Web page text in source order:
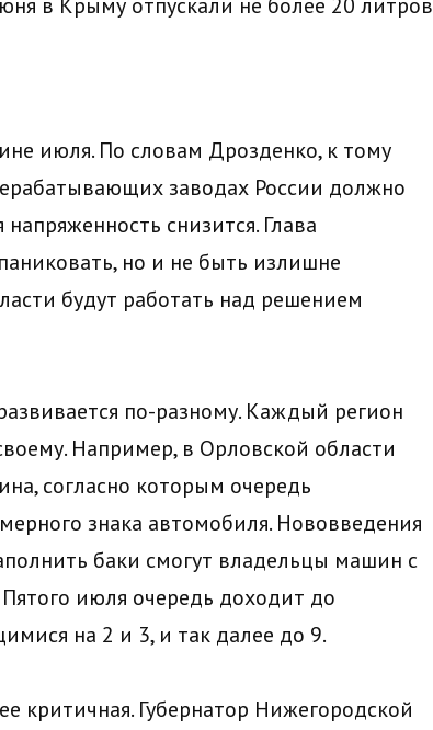
июля. По словам Дрозденко, к тому
заводах России должно
снизится. Глава
но и не быть излишне
будут работать над решением
по-разному. Каждый регион
Например, в Орловской области
согласно которым очередь
знака автомобиля. Нововведения
баки смогут владельцы машин с
июля очередь доходит до
на 2 и 3, и так далее до 9.
критичная. Губернатор Нижегородской